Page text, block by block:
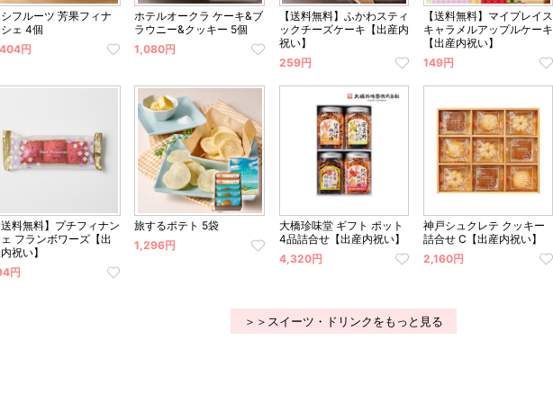
フルーツ 芳果フィナ
ェ 4個
円
ホテルオークラ ケーキ&ブ
ラウニー&クッキー 5個
1,080円
【送料無料】ふかわスティ
ックチーズケーキ【出産内
祝い】
259円
【送料無料】マイプレイス
キャラメルアップルケーキ
【出産内祝い】
149円
送料無料】プチフィナン
フランボワーズ【出
祝い】
円
旅するポテト 5袋
1,296円
大橋珍味堂 ギフト ポット
4品詰合せ【出産内祝い】
4,320円
神戸シュクレテ クッキー
詰合せ C【出産内祝い】
2,160円
＞＞スイーツ・ドリンクをもっと見る